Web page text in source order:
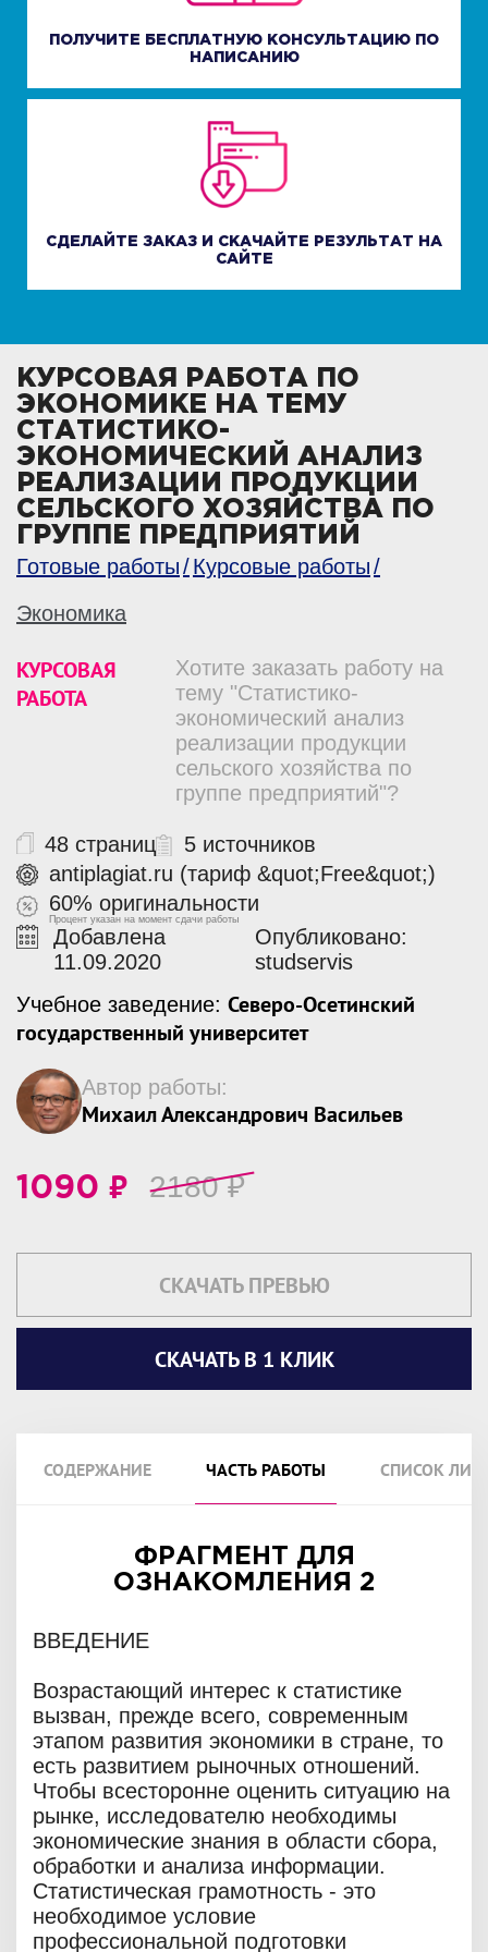
ПОЛУЧИТЕ БЕСПЛАТНУЮ КОНСУЛЬТАЦИЮ ПО
НАПИСАНИЮ
СДЕЛАЙТЕ ЗАКАЗ И СКАЧАЙТЕ РЕЗУЛЬТАТ НА
САЙТЕ
КУРСОВАЯ РАБОТА ПО
ЭКОНОМИКЕ НА ТЕМУ
СТАТИСТИКО-
ЭКОНОМИЧЕСКИЙ АНАЛИЗ
РЕАЛИЗАЦИИ ПРОДУКЦИИ
СЕЛЬСКОГО ХОЗЯЙСТВА ПО
ГРУППЕ ПРЕДПРИЯТИЙ
Готовые работы
Курсовые работы
Экономика
КУРСОВАЯ
РАБОТА
Хотите заказать работу на
тему "Статистико-
экономический анализ
реализации продукции
сельского хозяйства по
группе предприятий"?
48 страниц
5 источников
antiplagiat.ru (тариф &quot;Free&quot;)
60% оригинальности
Процент указан на момент сдачи работы
Добавлена
11.09.2020
Опубликовано:
studservis
Учебное заведение: Северо-Осетинский
государственный университет
Автор работы:
Михаил Александрович Васильев
1090 ₽ 2180₽
СКАЧАТЬ ПРЕВЬЮ
СКАЧАТЬ В 1 КЛИК
СОДЕРЖАНИЕ ЧАСТЬ РАБОТЫ СПИСОК
ФРАГМЕНТ ДЛЯ
ОЗНАКОМЛЕНИЯ 2
ВВЕДЕНИЕ
Возрастающий интерес к статистике
вызван, прежде всего, современным
этапом развития экономики в стране, то
есть развитием рыночных отношений.
Чтобы всесторонне оценить ситуацию на
рынке, исследователю необходимы
экономические знания в области сбора,
обработки и анализа информации.
Статистическая грамотность - это
необходимое условие
профессиональной подготовки